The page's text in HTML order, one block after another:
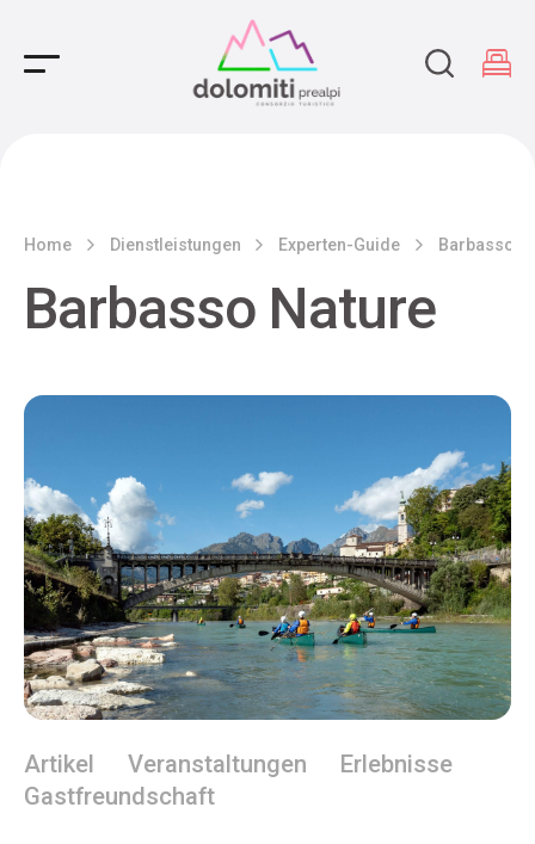
Main Navigation
Home Dienstleistungen Experten-Guide Barbasso
Barbasso Nature
Artikel Veranstaltungen
Erlebnisse
Gastfreundschaft